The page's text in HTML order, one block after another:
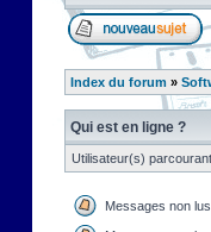
Index du forum »
Qui est en ligne ?
Utilisateur(s)
Messages non lus